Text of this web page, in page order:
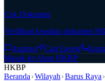
Cek Dokumen
Verifikasi keaslian dokumen
Aspirasi Cari Gereja
Masuk ke Akun HKBP
HKBP
Beranda Wilayah Barus Raya